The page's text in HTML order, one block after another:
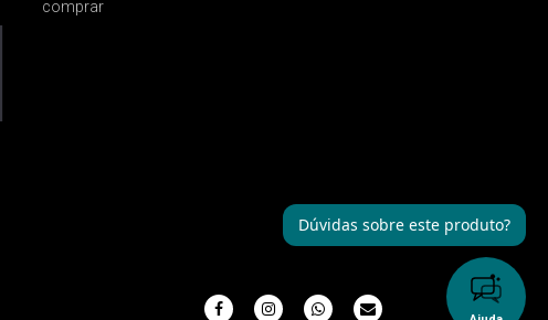
comprar
Dúvidas sobre este produto?